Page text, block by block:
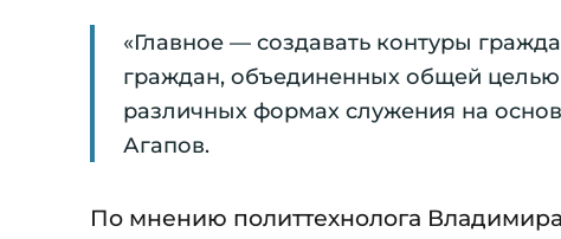
«Главное — создавать контуры
граждан, объединенных общей
различных формах служения на
Агапов.
По мнению политтехнолога